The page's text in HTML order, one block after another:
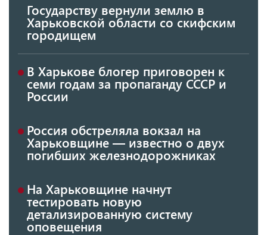
Государству вернули землю в
Харьковской области со скифским
городищем
В Харькове блогер приговорен к
семи годам за пропаганду СССР и
России
Россия обстреляла вокзал на
Харьковщине — известно о двух
погибших железнодорожниках
На Харьковщине начнут
тестировать новую
детализированную систему
оповещения